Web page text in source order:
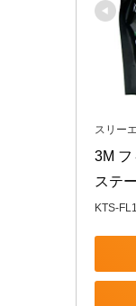
スリー
3M フ
ステ
KTS-FL1